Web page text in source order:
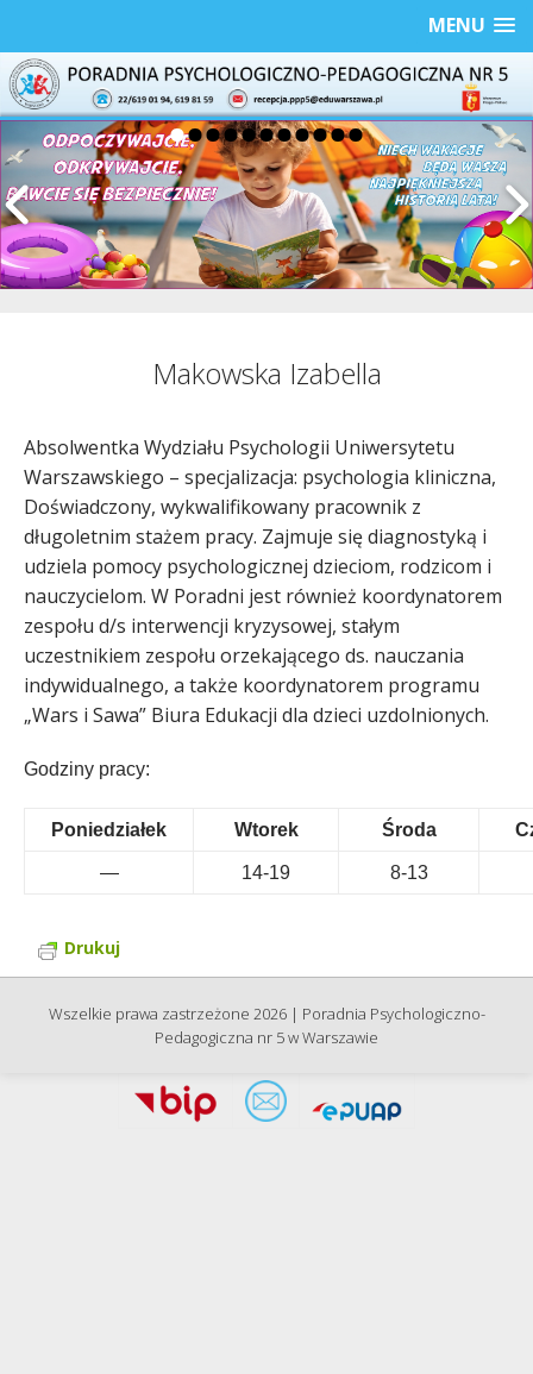
MENU
Makowska Izabella
Absolwentka Wydziału Psychologii Uniwersytetu
Warszawskiego – specjalizacja: psychologia kliniczna,
Doświadczony, wykwalifikowany pracownik z
długoletnim stażem pracy. Zajmuje się diagnostyką i
udziela pomocy psychologicznej dzieciom, rodzicom i
nauczycielom. W Poradni jest również koordynatorem
zespołu d/s interwencji kryzysowej, stałym
uczestnikiem zespołu orzekającego ds. nauczania
indywidualnego, a także koordynatorem programu
„Wars i Sawa” Biura Edukacji dla dzieci uzdolnionych.
Godziny pracy:
Poniedziałek Wtorek Środa
— 14-19 8-13
Drukuj
Wszelkie prawa zastrzeżone 2026 | Poradnia Psychologiczno-
Pedagogiczna nr 5 w Warszawie